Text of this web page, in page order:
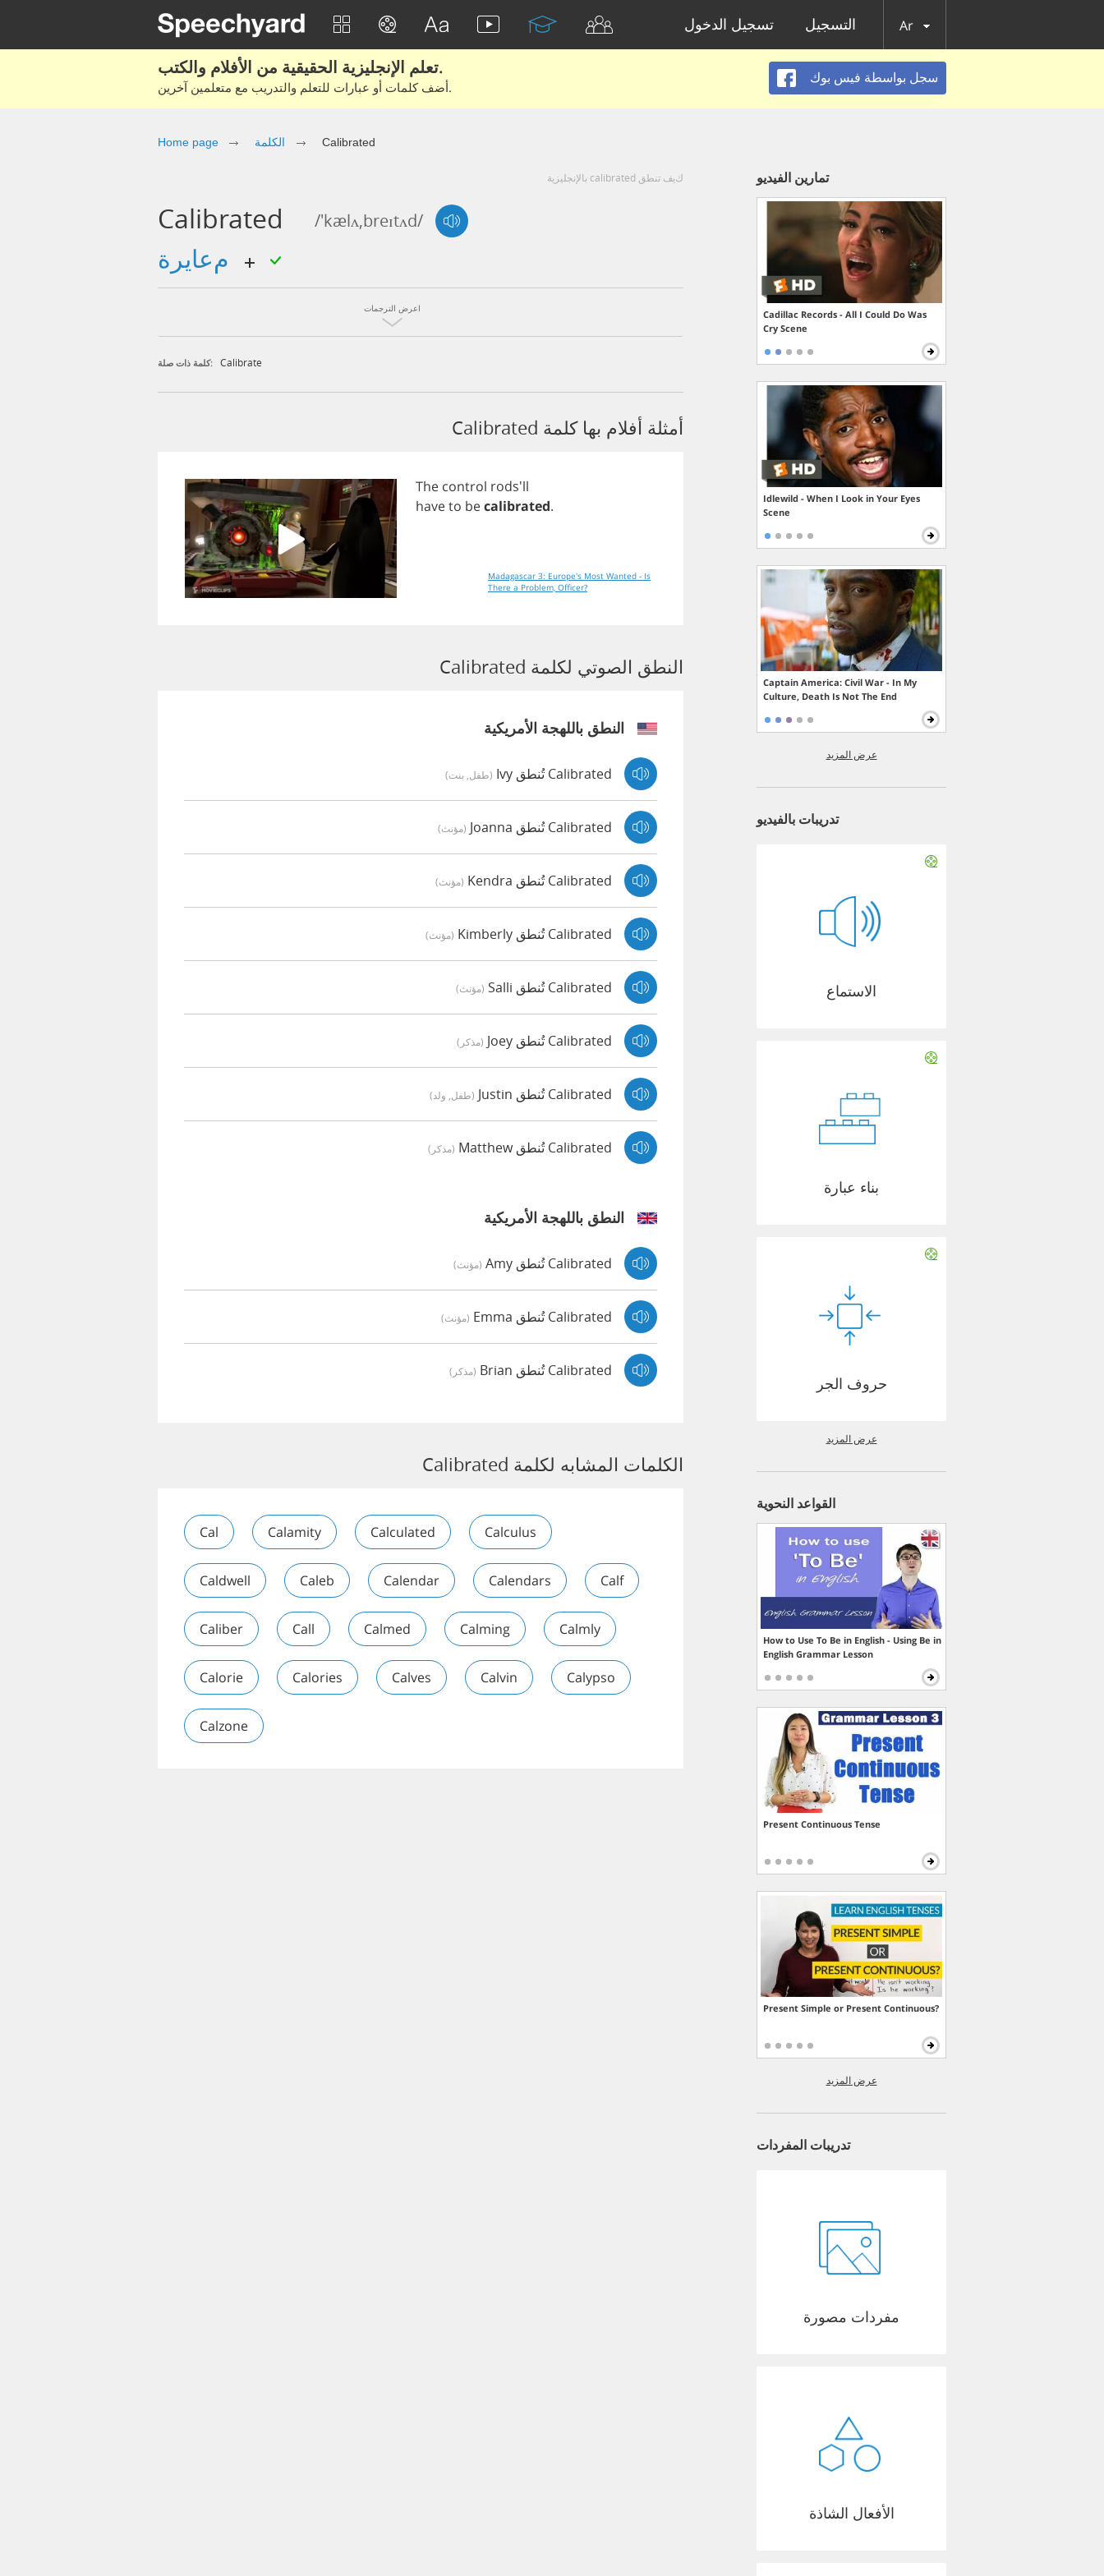
تسجيل الدخول التسجيل Ar
تعلم الإنجليزية الحقيقية من الأفلام والكتب.
أضف كلمات أو عبارات للتعلم والتدريب مع متعلمين آخرين.
سجل بواسطة فيس بوك
Home page الكلمة Calibrated
كيف تنطق calibrated بالإنجليزية
Calibrated /'kælʌ,breɪtʌd/
اعرض الترجمات
كلمة ذات صلة: Calibrate
أمثلة أفلام بها كلمة Calibrated
The control rods'll
haveto becalibrated.
Madagascar 3: Europe's Most Wanted - Is
There a Problem, Officer?
النطق الصوتي لكلمة Calibrated
النطق باللهجة الأمريكية
Calibrated تُنطق Ivy (طفل, بنت)
Calibrated تُنطق Joanna (مؤنث)
Calibrated تُنطق Kendra (مؤنث)
Calibrated تُنطق Kimberly (مؤنث)
Calibrated تُنطق Salli (مؤنث)
Calibrated تُنطق Joey (مذكر)
Calibrated تُنطق Justin (طفل, ولد)
Calibrated تُنطق Matthew (مذكر)
النطق باللهجة الأمريكية
Calibrated تُنطق Amy (مؤنث)
Calibrated تُنطق Emma (مؤنث)
Calibrated تُنطق Brian (مذكر)
الكلمات المشابه لكلمة Calibrated
Cal Calamity Calculated Calculus
Caldwell Caleb Calendar Calendars Calf
Caliber Call Calmed Calming Calmly
Calorie Calories Calves Calvin Calypso
Calzone
تمارين الفيديو
Cadillac Records - All I Could Do Was
Cry Scene
Idlewild - When I Look in Your Eyes
Scene
Captain America: Civil War - In My
Culture, Death Is Not The End
عرض المزيد
تدريبات بالفيديو
الاستماع
بناء عبارة
حروف الجر
عرض المزيد
القواعد النحوية
How to Use To Be in English - Using Be in
English Grammar Lesson
Present Continuous Tense
Present Simple or Present Continuous?
عرض المزيد
تدريبات المفردات
مفردات مصورة
الأفعال الشاذة